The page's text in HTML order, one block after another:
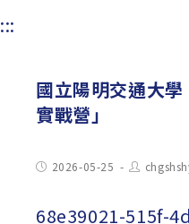
:::
國立陽明交通大
實戰營」
Post2026-05-25
Post
author:
68e39021-515f-